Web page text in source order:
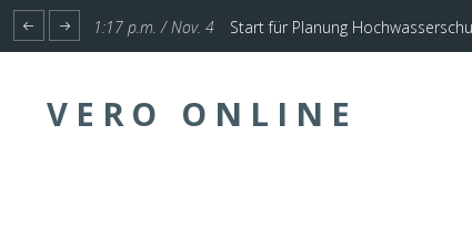
1:17 p.m. / Nov. 4 Start für Planung
VERO ONLINE